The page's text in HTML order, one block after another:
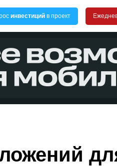
инвестиций в проект